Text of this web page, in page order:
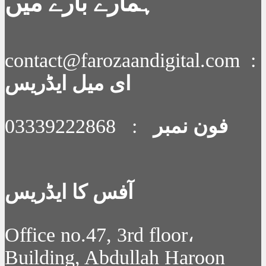
contact@farozaandigital.com :
ای میل ایڈریس
فون نمبر : 03339222868
آفس کا ایڈریس
Office no.47, 3rd floor،
Building, Abdullah Haroon